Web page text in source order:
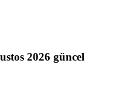
2026 güncel